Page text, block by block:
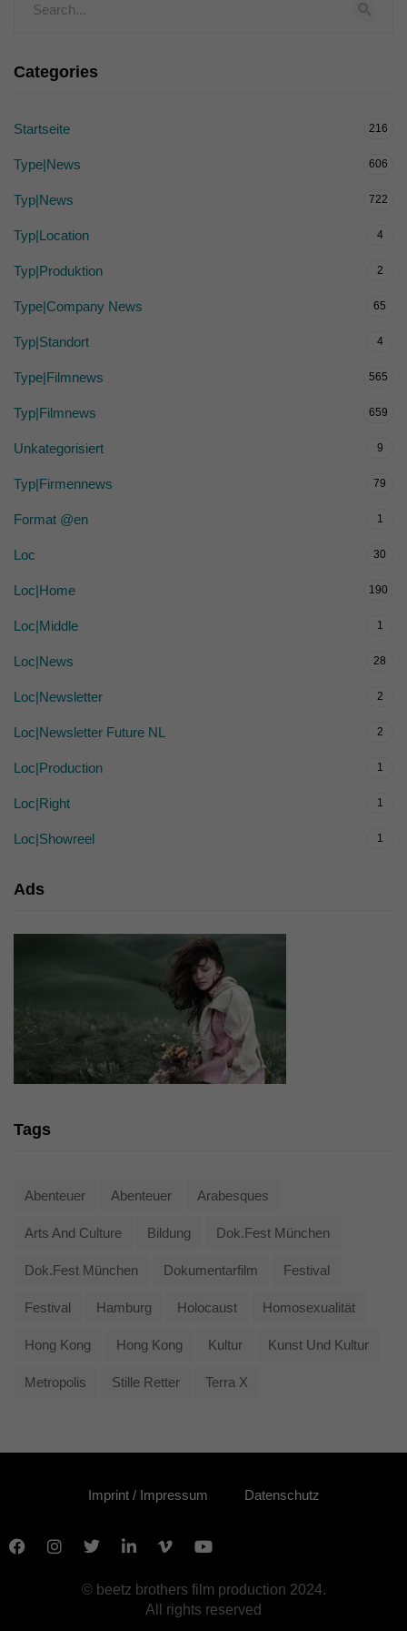
Categories
Startseite 216
Type|News 606
Typ|News 722
Typ|Location 4
Typ|Produktion 2
Type|Company News 65
Typ|Standort 4
Type|Filmnews 565
Typ|Filmnews 659
Unkategorisiert 9
Typ|Firmennews 79
Format @en 1
Loc 30
Loc|Home 190
Loc|Middle 1
Loc|News 28
Loc|Newsletter 2
Loc|Newsletter Future NL 2
Loc|Production 1
Loc|Right 1
Loc|Showreel 1
Ads
Tags
Abenteuer Abenteuer Arabesques
Arts And Culture Bildung Dok.fest München
Dok.fest München Dokumentarfilm Festival
Festival Hamburg Holocaust Homosexualität
Hong Kong Hong Kong Kultur Kunst Und Kultur
Metropolis Stille Retter Terra X
Imprint / Impressum Datenschutz
© beetz brothers film production 2024.
All rights reserved